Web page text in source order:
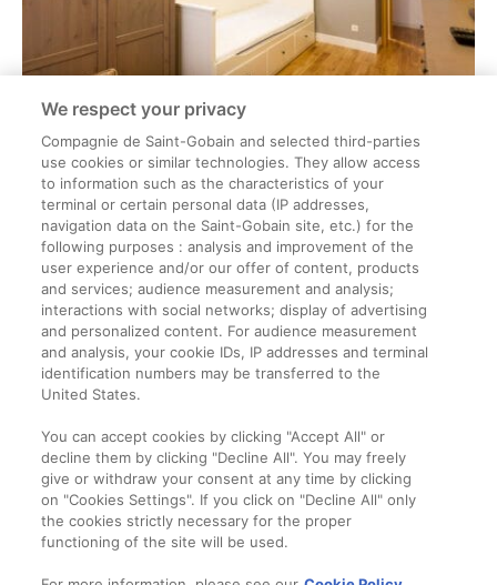
Informații legale
Termeni și condiții
Companie
Despre noi
Contact
We respect your privacy
Compagnie de Saint-Gobain and selected third-parties
use cookies or similar technologies. They allow access
to information such as the characteristics of your
terminal or certain personal data (IP addresses,
navigation data on the Saint-Gobain site, etc.) for the
following purposes : analysis and improvement of the
user experience and/or our offer of content, products
and services; audience measurement and analysis;
interactions with social networks; display of advertising
and personalized content. For audience measurement
and analysis, your cookie IDs, IP addresses and terminal
identification numbers may be transferred to the
United States.
You can accept cookies by clicking "Accept All" or
decline them by clicking "Decline All". You may freely
give or withdraw your consent at any time by clicking
on "Cookies Settings". If you click on "Decline All" only
the cookies strictly necessary for the proper
functioning of the site will be used.